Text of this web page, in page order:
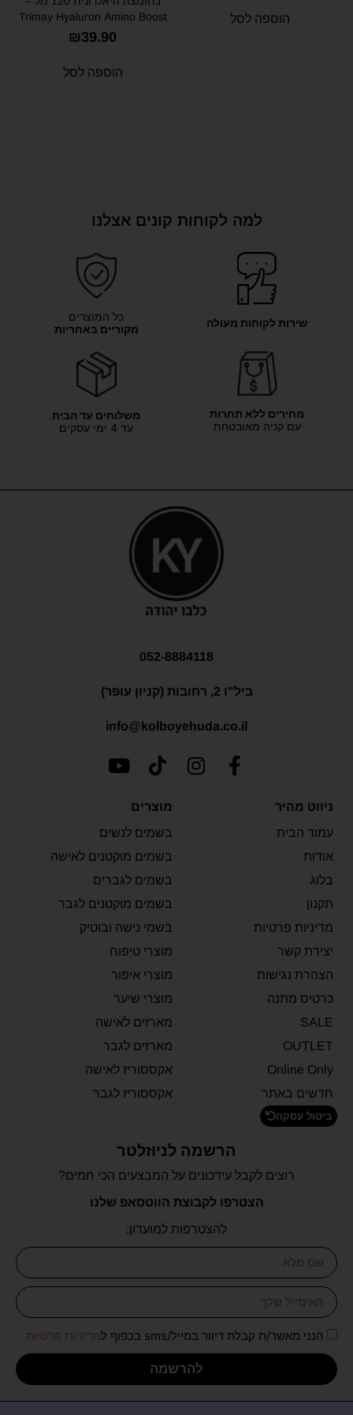
הוספה לסל
Trimay Hyaluron Amino Boost
Foam Cleanser 120ml
₪39.90
הוספה לסל
למה לקוחות קונים אצלנו
שירות לקוחות מעולה
כל המוצרים
מקוריים באחריות
מחירים ללא תחרות
עם קניה מאובטחת
משלוחים עד הבית
עד 4 ימי עסקים
052-8884118
ביל"ו 2, רחובות (קניון עופר)
info@kolboyehuda.co.il
ניווט מהיר
עמוד הבית
אודות
בלוג
תקנון
מדיניות פרטיות
יצירת קשר
הצהרת נגישות
כרטיס מתנה
SALE
OUTLET
Online Only
חדשים באתר
ביטול עסקה
מוצרים
בשמים לנשים
בשמים מוקטנים לאישה
בשמים לגברים
בשמים מוקטנים לגבר
בשמי נישה ובוטיק
מוצרי טיפוח
מוצרי איפור
מוצרי שיער
מארזים לאישה
מארזים לגבר
אקססוריז לאישה
אקססוריז לגבר
הרשמה לניוזלטר
רוצים לקבל עידכונים על המבצעים הכי חמים?
הצטרפו לקבוצת הווטסאפ שלנו
להצטרפות למועדון:
הנני מאשר/ת קבלת דיוור במייל/sms בכפוף ל מדיניות פרטיות
להרשמה